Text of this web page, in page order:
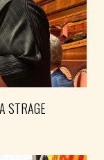
STRAGE